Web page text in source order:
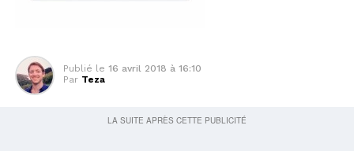
Publié le 16 avril 2018 à 16:10
Par Teza